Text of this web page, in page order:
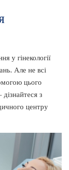
у гінекології
Але не всі
цього
з
центру